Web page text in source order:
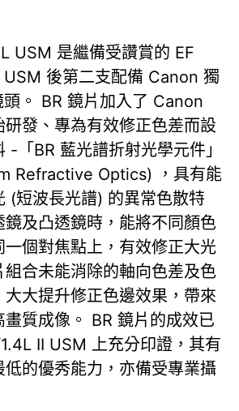
USM 是繼備受讚賞的 EF
後第二支配備 Canon 獨
。 BR 鏡片加入了 Canon
發、專為有效修正色差而設
-「BR 藍光譜折射光學元件」
Refractive Optics) ，具有能
(短波長光譜) 的異常色散特
及凸透鏡時，能將不同顏色
一個對焦點上，有效修正大光
組合未能消除的軸向色差及色
大提升修正色邊效果，帶來
質成像。 BR 鏡片的成效已
II USM 上充分印證，其有
低的優秀能力，亦備受專業攝